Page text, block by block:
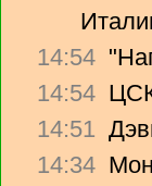
14:54
14:54
14:51
14:34